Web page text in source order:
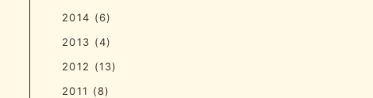
2014 (6)
2013 (4)
2012 (13)
2011 (8)